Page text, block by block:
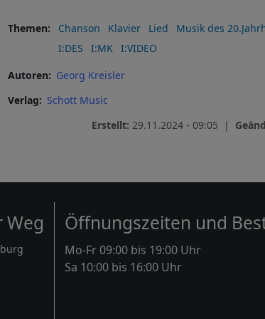
Themen Chanson Klavier Lied Musik des
I:DES
I:MK I:VIDEO
Autoren
Georg Kreisler
Verlag
Schott Music
Erstellt: 29.11.2024 - 09:05 |
Weg Öffnungszeiten und
Mo-Fr 09:00 bis 19:00 Uhr
Sa 10:00 bis 16:00 Uhr